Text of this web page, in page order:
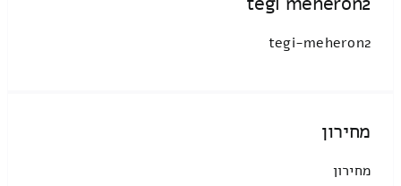
tegi-meheron2
מחירון
מחירון